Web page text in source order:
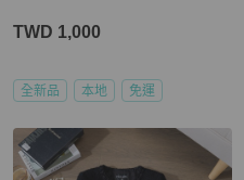
TWD 1,000
全新品 本地 免運